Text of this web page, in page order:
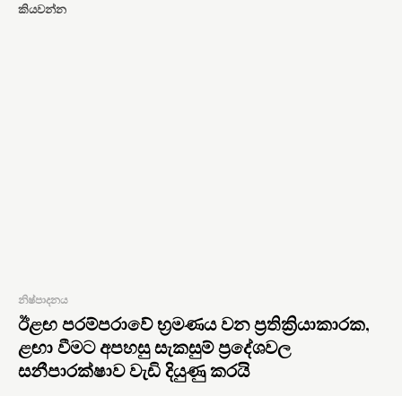
කියවන්න
නිෂ්පාදනය
ඊළඟ පරම්පරාවේ භ්‍රමණය වන ප්‍රතික්‍රියාකාරක,
ළඟා වීමට අපහසු සැකසුම් ප්‍රදේශවල
සනීපාරක්ෂාව වැඩි දියුණු කරයි